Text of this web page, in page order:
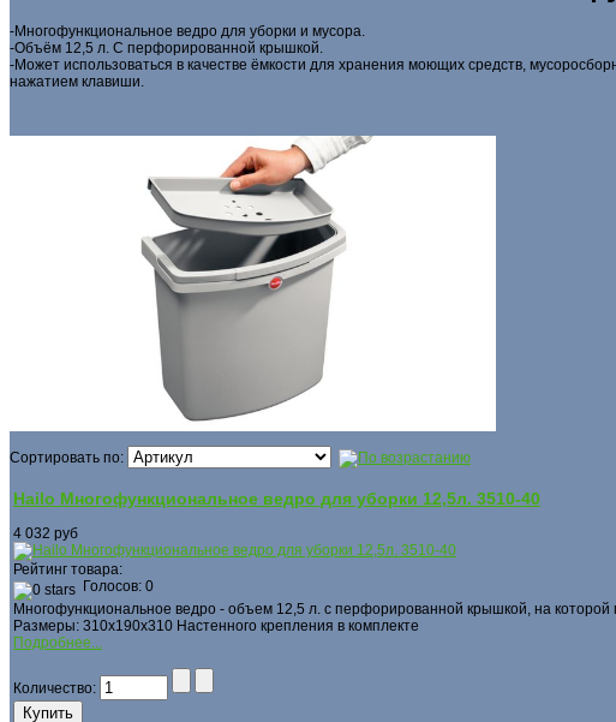
-Многофункциональное ведро для уборки и мусора.
-Объём 12,5 л. С перфорированной крышкой.
-Может использоваться в качестве ёмкости для хранения моющих средств,
нажатием клавиши.
Сортировать по:
Hailo Многофункциональное ведро для уборки 12,5л. 3510-40
4 032 руб
Рейтинг товара:
Голосов: 0
Многофункциональное ведро - объем 12,5 л. с перфорированной крышкой, на
Размеры: 310х190х310 Настенного крепления в комплекте
Подробнее...
Количество: